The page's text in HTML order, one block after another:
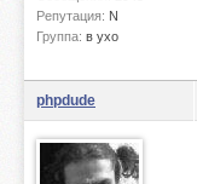
Репутация: N
Группа: в ухо
phpdude